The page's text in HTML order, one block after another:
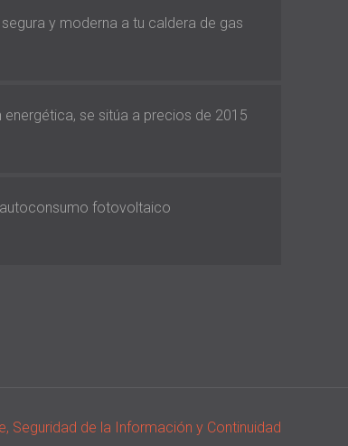
y moderna a tu caldera de gas
energética, se sitúa a precios de 2015
fotovoltaico
Seguridad de la Información y Continuidad